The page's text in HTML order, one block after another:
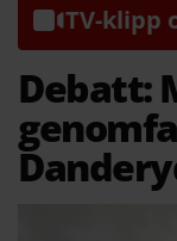
TV-klipp
Debatt: